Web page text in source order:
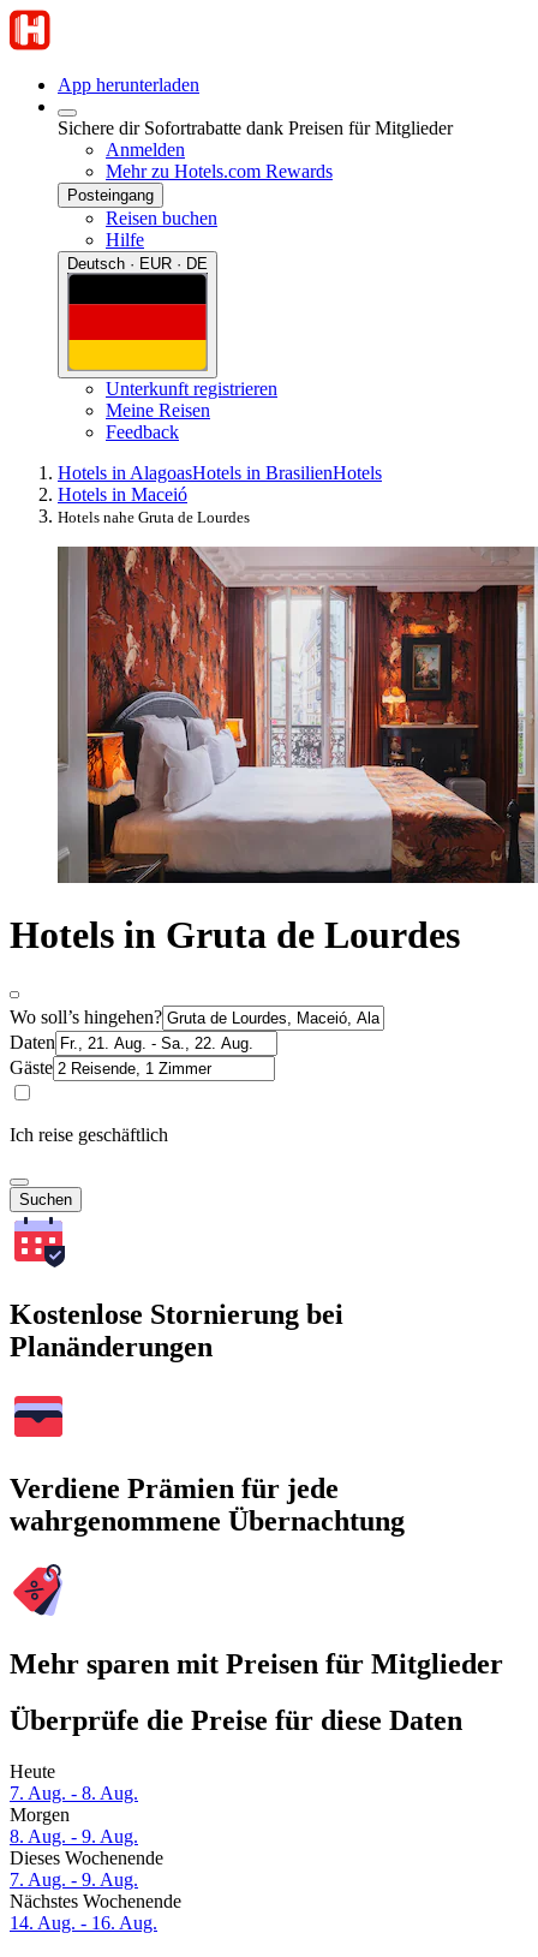
App herunterladen
Sichere dir Sofortrabatte dank Preisen für Mitglieder
Anmelden
Mehr zu Hotels.com Rewards
Posteingang
Reisen buchen
Hilfe
Deutsch · EUR · DE
Unterkunft registrieren
Meine Reisen
Feedback
Hotels in AlagoasHotels in BrasilienHotels
Hotels in Maceió
Hotels nahe Gruta de Lourdes
Hotels in Gruta de Lourdes
Wo soll’s hingehen?
Daten
Gäste
Ich reise geschäftlich
Suchen
Kostenlose Stornierung bei
Planänderungen
Verdiene Prämien für jede
wahrgenommene Übernachtung
Mehr sparen mit Preisen für Mitglieder
Überprüfe die Preise für diese Daten
Heute
7. Aug. - 8. Aug.
Morgen
8. Aug. - 9. Aug.
Dieses Wochenende
7. Aug. - 9. Aug.
Nächstes Wochenende
14. Aug. - 16. Aug.